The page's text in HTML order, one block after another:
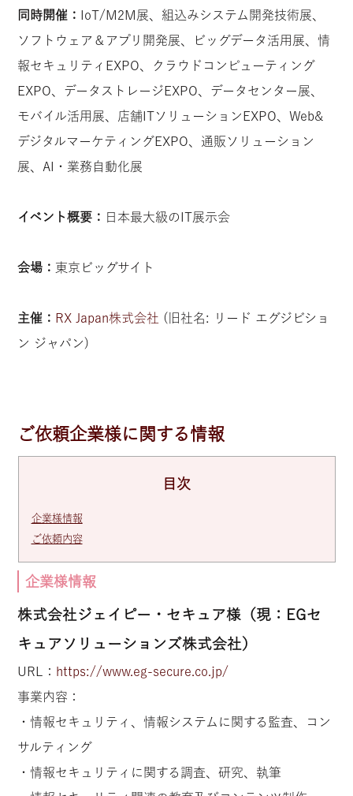
同時開催：
IoT/M2M展、組込みシステム開発技術展、
ソフトウェア＆アプリ開発展、ビッグデータ活用展、情
報セキュリティEXPO、クラウドコンピューティング
EXPO、データストレージEXPO、データセンター展、
モバイル活用展、店舗ITソリューションEXPO、Web&
デジタルマーケティングEXPO、通販ソリューション
展、AI・業務自動化展
イベント概要： 日本最大級のIT展示会
会場： 東京ビッグサイト
主催： RX Japan株式会社 (旧社名: リード エグジビショ
ン ジャパン)
ご依頼企業様に関する情報
目次
企業様情報
ご依頼内容
企業様情報
株式会社ジェイピー・セキュア様（現：EGセ
キュアソリューションズ株式会社）
URL： https://www.eg-secure.co.jp/
事業内容：
・情報セキュリティ、情報システムに関する監査、コン
サルティング
・情報セキュリティに関する調査、研究、執筆